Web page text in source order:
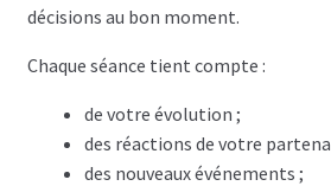
décisions au bon moment.
Chaque séance tient compte :
de votre évolution ;
des réactions de votre
des nouveaux événements ;